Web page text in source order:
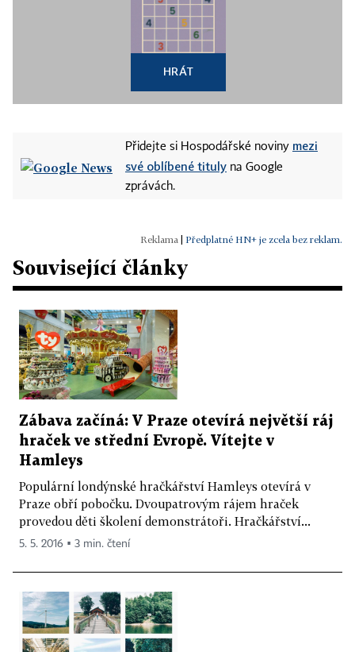
HRÁT
Přidejte si Hospodářské noviny mezi
své oblíbené tituly na Google
zprávách.
Předplatné HN+ je zcela bez reklam.
Související články
Zábava začíná: V Praze otevírá největší ráj
hraček ve střední Evropě. Vítejte v
Hamleys
Populární londýnské hračkářství Hamleys otevírá v
Praze obří pobočku. Dvoupatrovým rájem hraček
provedou děti školení demonstrátoři. Hračkářství...
5. 5. 2016 ▪ 3 min. čtení